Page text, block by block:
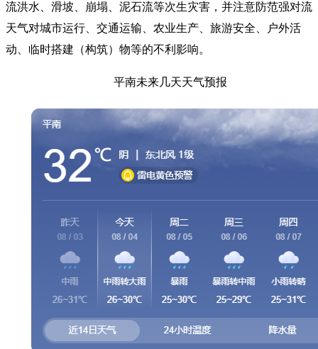
流洪水、滑坡、崩塌、泥石流等次生灾害，并注意防范强对流
天气对城市运行、交通运输、农业生产、旅游安全、户外活
动、临时搭建（构筑）物等的不利影响。
平南未来几天天气预报